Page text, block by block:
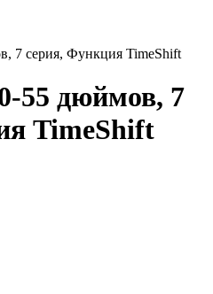
7 серия, Функция TimeShift
55 дюймов, 7
TimeShift